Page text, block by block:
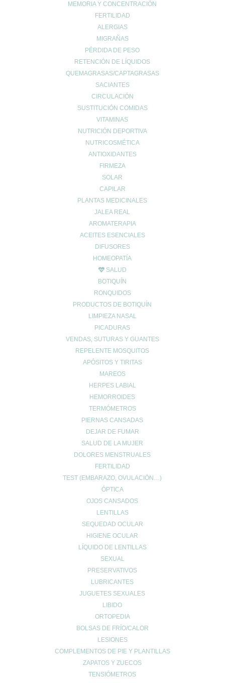
MEMORIA Y CONCENTRACIÓN
FERTILIDAD
ALERGIAS
MIGRAÑAS
PÉRDIDA DE PESO
RETENCIÓN DE LÍQUIDOS
QUEMAGRASAS/CAPTAGRASAS
SACIANTES
CIRCULACIÓN
SUSTITUCIÓN COMIDAS
VITAMINAS
NUTRICIÓN DEPORTIVA
NUTRICOSMÉTICA
ANTIOXIDANTES
FIRMEZA
SOLAR
CAPILAR
PLANTAS MEDICINALES
JALEA REAL
AROMATERAPIA
ACEITES ESENCIALES
DIFUSORES
HOMEOPATÍA
SALUD
BOTIQUÍN
RONQUIDOS
PRODUCTOS DE BOTIQUÍN
LIMPIEZA NASAL
PICADURAS
VENDAS, SUTURAS Y GUANTES
REPELENTE MOSQUITOS
APÓSITOS Y TIRITAS
MAREOS
HERPES LABIAL
HEMORROIDES
TERMÓMETROS
PIERNAS CANSADAS
DEJAR DE FUMAR
SALUD DE LA MUJER
DOLORES MENSTRUALES
FERTILIDAD
TEST (EMBARAZO, OVULACIÓN…)
ÓPTICA
OJOS CANSADOS
LENTILLAS
SEQUEDAD OCULAR
HIGIENE OCULAR
LÍQUIDO DE LENTILLAS
SEXUAL
PRESERVATIVOS
LUBRICANTES
JUGUETES SEXUALES
LIBIDO
ORTOPEDIA
BOLSAS DE FRÍO/CALOR
LESIONES
COMPLEMENTOS DE PIE Y PLANTILLAS
ZAPATOS Y ZUECOS
TENSIÓMETROS
INFO LEGAL
Política de cookies
Política de privacidad
Síguenos en las
Redes Sociales
© 2024 FARMACIA ROMERO CB